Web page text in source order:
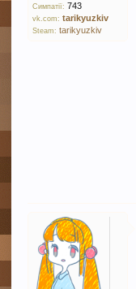
Симпатії: 743
vk.com: tarikyuzkiv
Steam: tarikyuzkiv